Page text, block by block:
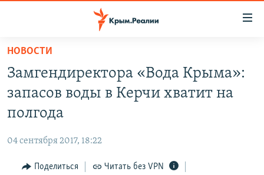
Вернуться
основному
содержанию
главной
навигации
Вернутся
СПЕЦПРОЕКТЫ
11 ЛЕТ ОККУПАЦИИ КРЫМА. 11 ИСТОРИЙ СОПРОТИВЛЕНИЯ
ЕЩЕ
ИНТЕРАКТИВ
РАДІО СВОБОДА
НОВОСТИ
Замгендиректора «Вода Крыма»:
запасов воды в Керчи хватит на
полгода
04 сентября 2017, 18:22
Поделиться Читать без VPN